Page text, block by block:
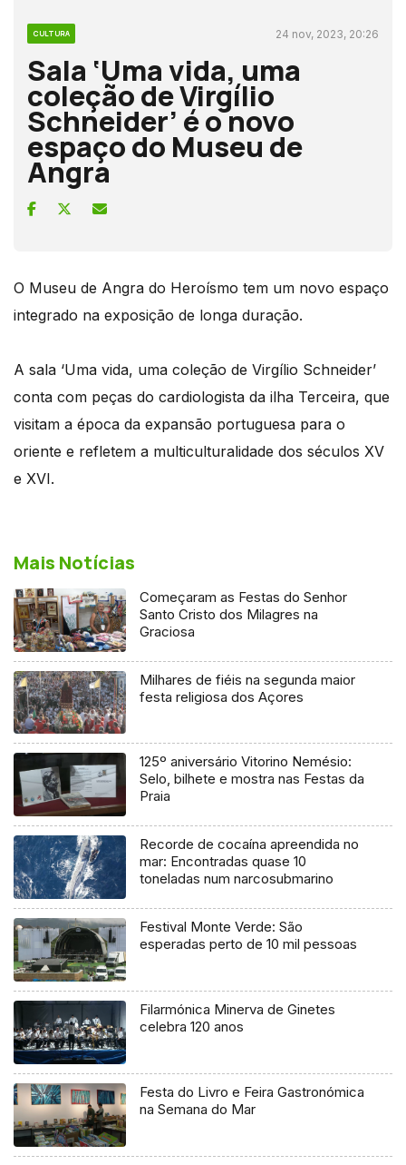
CULTURA 24 nov, 2023, 20:26
Sala ‘Uma vida, uma
coleção de Virgílio
Schneider’ é o novo
espaço do Museu de
Angra
O Museu de Angra do Heroísmo tem um novo espaço
integrado na exposição de longa duração.
A sala ‘Uma vida, uma coleção de Virgílio Schneider’
conta com peças do cardiologista da ilha Terceira, que
visitam a época da expansão portuguesa para o
oriente e refletem a multiculturalidade dos séculos XV
e XVI.
Mais Notícias
Começaram as Festas do Senhor
Santo Cristo dos Milagres na
Graciosa
Milhares de fiéis na segunda maior
festa religiosa dos Açores
125º aniversário Vitorino Nemésio:
Selo, bilhete e mostra nas Festas da
Praia
Recorde de cocaína apreendida no
mar: Encontradas quase 10
toneladas num narcosubmarino
Festival Monte Verde: São
esperadas perto de 10 mil pessoas
Filarmónica Minerva de Ginetes
celebra 120 anos
Festa do Livro e Feira Gastronómica
na Semana do Mar